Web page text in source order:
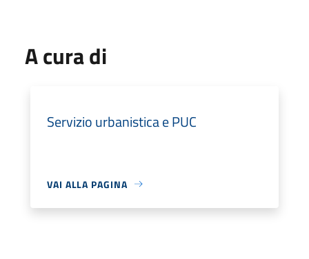
A cura di
Servizio urbanistica e PUC
VAI ALLA PAGINA